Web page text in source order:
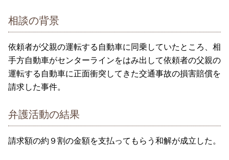
相談の背景
依頼者が父親の運転する自動車に同乗していたところ、相
手方自動車がセンターラインをはみ出して依頼者の父親の
運転する自動車に正面衝突してきた交通事故の損害賠償を
請求した事件。
弁護活動の結果
請求額の約９割の金額を支払ってもらう和解が成立した。